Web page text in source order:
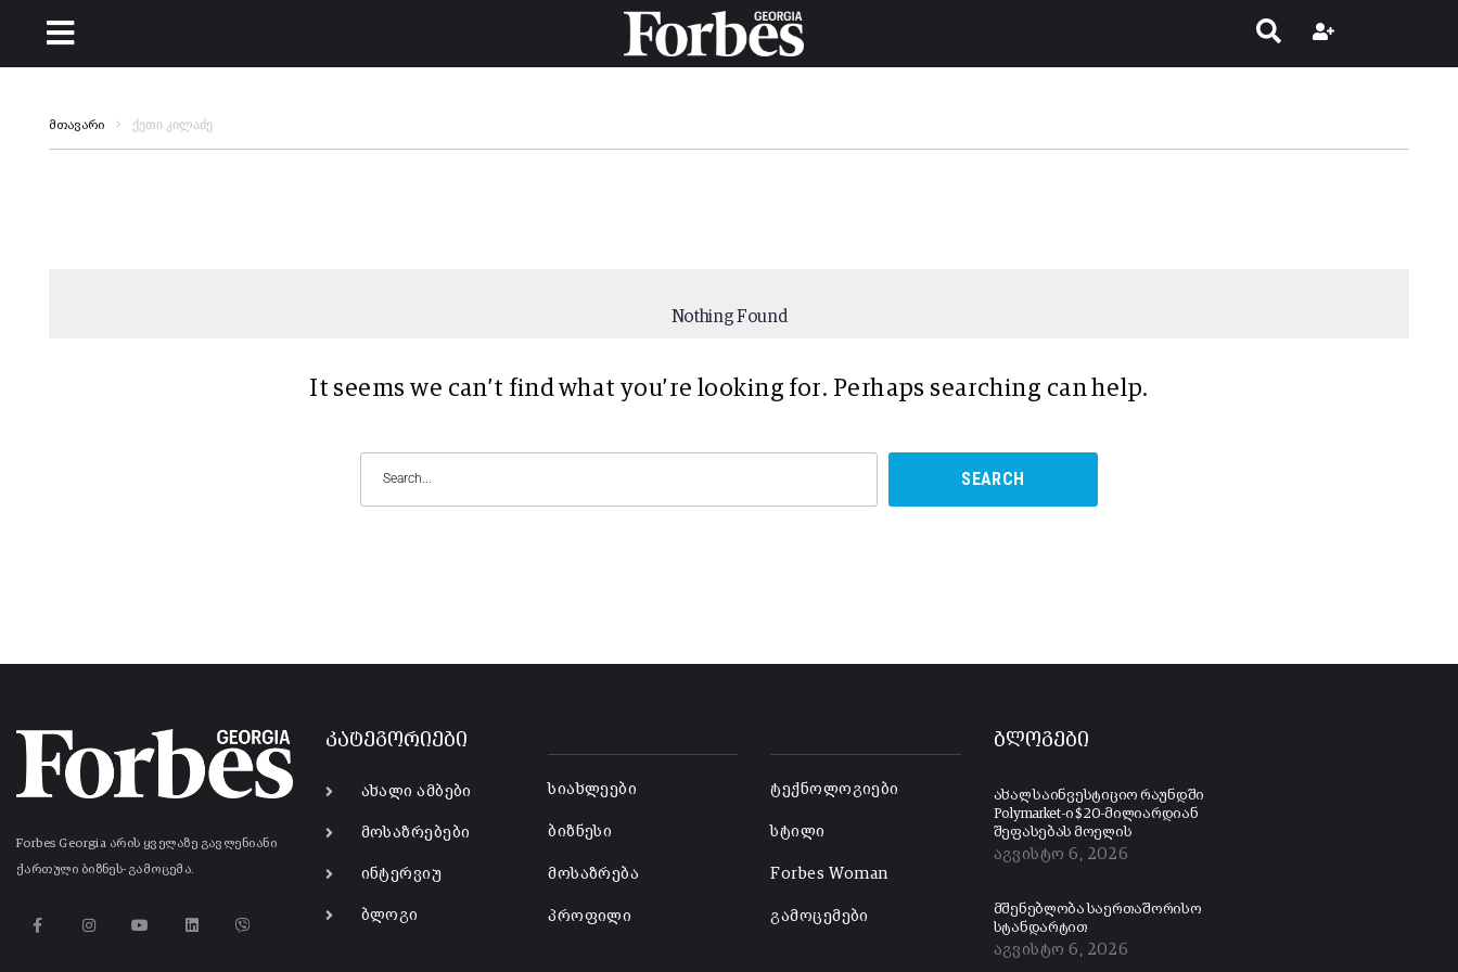
მთავარი ქეთი კილაძე
Nothing Found
It seems we can’t find what you’re looking for. Perhaps searching can help.
SEARCH
Forbes Georgia არის ყველაზე გავლენიანი
ქართული ბიზნეს-გამოცემა.
კატეგორიები
ახალი ამბები
მოსაზრებები
ინტერვიუ
ბლოგი
სიახლეები
ბიზნესი
მოსაზრება
პროფილი
ტექნოლოგიები
სტილი
Forbes Woman
გამოცემები
ბლოგები
ახალ საინვესტიციო რაუნდში
Polymarket-ი $20-მილიარდიან
შეფასებას მოელის
აგვისტო 6, 2026
მშენებლობა საერთაშორისო
სტანდარტით
აგვისტო 6, 2026